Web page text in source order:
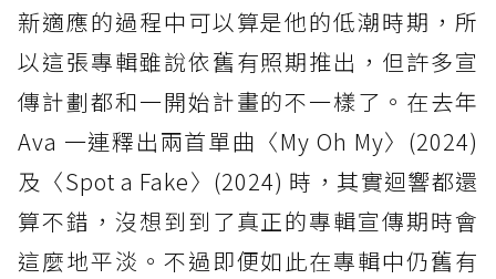
新適應的過程中可以算是他的低潮時期，所
以這張專輯雖說依舊有照期推出，但許多宣
傳計劃都和一開始計畫的不一樣了。在去年
Ava 一連釋出兩首單曲〈My Oh My〉(2024)
及〈Spot a Fake〉(2024) 時，其實迴響都還
算不錯，沒想到到了真正的專輯宣傳期時會
這麼地平淡。不過即便如此在專輯中仍舊有